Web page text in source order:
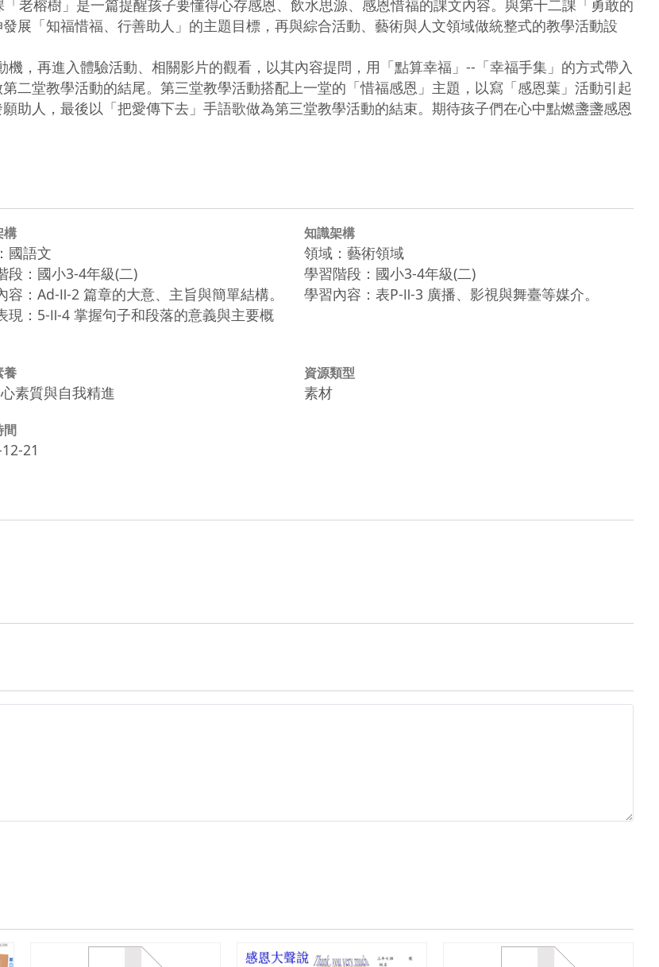
展「知福惜福、行善助人」的主題目標，再與綜合活動、藝術與人文領域做統整式的教學活動設
二堂教學活動的結尾。第三堂教學活動搭配上一堂的「惜福感恩」主題，以寫「感恩葉」活動引起
助人，最後以「把愛傳下去」手語歌做為第三堂教學活動的結束。期待孩子們在心中點燃盞盞感恩
構
國語文
段：國小3-4年級(二)
容：Ad-Ⅱ-2 篇章的大意、主旨與簡單結構。
現：5-Ⅱ-4 掌握句子和段落的意義與主要概
知識架構
領域：藝術領域
學習階段：國小3-4年級(二)
學習內容：表P-Ⅱ-3 廣播、影視與舞臺等媒介。
養
素質與自我精進
資源類型
素材
間
21